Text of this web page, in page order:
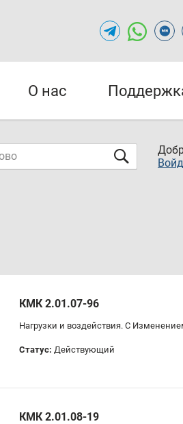
О нас
КМК 2.01.07-96
Нагрузки и воздействия. С
Статус: Действующий
КМК 2.01.08-19